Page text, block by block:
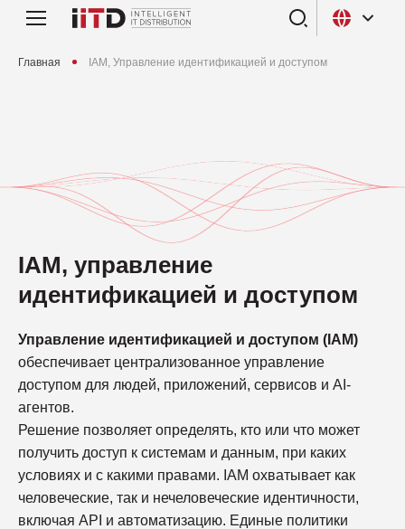
Главная IAM, Управление идентификацией и доступом
IAM, управление
идентификацией и доступом
Управление идентификацией и доступом (IAM)
обеспечивает централизованное управление
доступом для людей, приложений, сервисов и AI-
агентов.
Решение позволяет определять, кто или что может
получить доступ к системам и данным, при каких
условиях и с какими правами. IAM охватывает как
человеческие, так и нечеловеческие идентичности,
включая API и автоматизацию. Единые политики